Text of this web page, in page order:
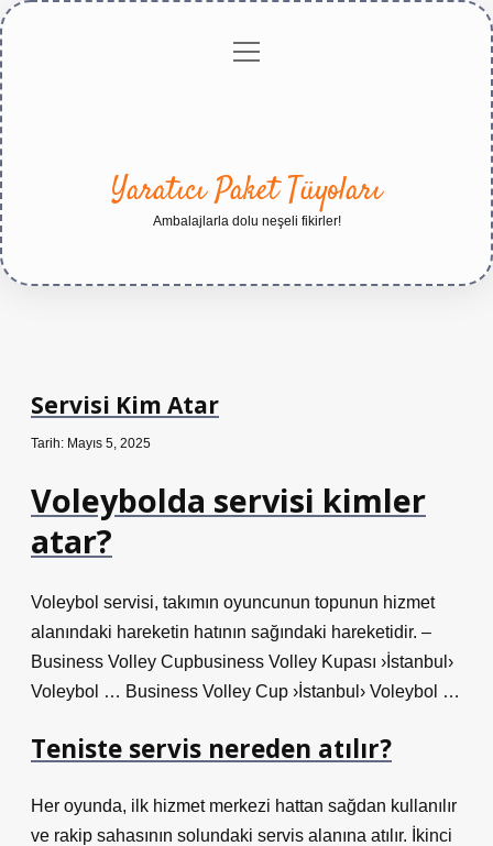
Gizlilikmenüyü
Yaratıcı Paket Tüyoları
Ambalajlarla dolu neşeli fikirler!
Servisi Kim Atar
Tarih: Mayıs 5, 2025
Voleybolda servisi kimler
atar?
Voleybol servisi, takımın oyuncunun topunun hizmet
alanındaki hareketin hatının sağındaki hareketidir. –
Business Volley Cupbusiness Volley Kupası ›İstanbul›
Voleybol … Business Volley Cup ›İstanbul› Voleybol …
Teniste servis nereden atılır?
Her oyunda, ilk hizmet merkezi hattan sağdan kullanılır
ve rakip sahasının solundaki servis alanına atılır. İkinci